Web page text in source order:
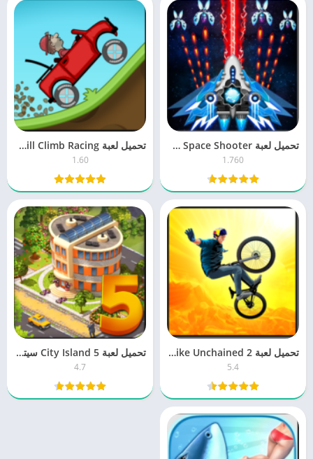
تحميل لعبة Space Shooter سبيس شوتر 1.7 للكمبيوتر والجوال برابط مباشر
1.760
تحميل لعبة Hill Climb Racing هيل كليمب ريسنج 1.60 برابط مباشر
1.60
تحميل لعبة Bike Unchained 2 سباق الدراجات الهوائية برابط مباشر
5.4
تحميل لعبة City Island 5 سيتي ايسلاند 4.7 للكمبيوتر والموبايل مجانا
4.7